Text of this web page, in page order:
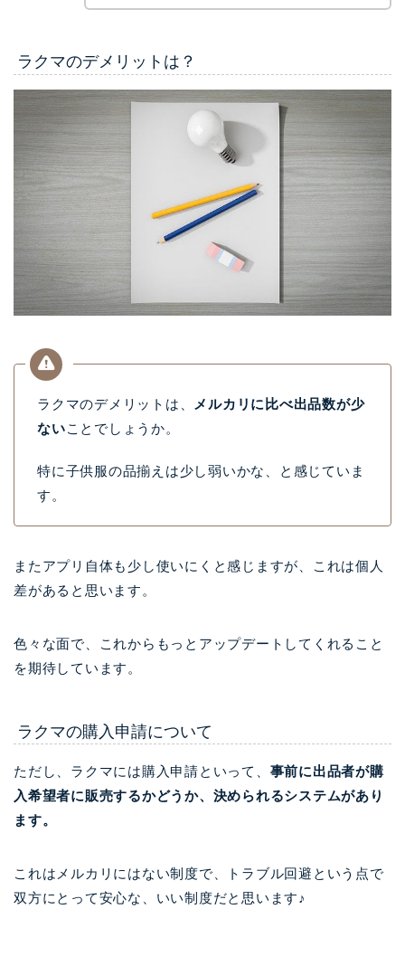
ラクマのデメリットは？
ラクマのデメリットは、
メルカリに比べ出品数が少
ないことでしょうか。
特に子供服の品揃えは少し弱いかな、と感じていま
す。
またアプリ自体も少し使いにくと感じますが、これは個人
差があると思います。
色々な面で、これからもっとアップデートしてくれること
を期待しています。
ラクマの購入申請について
ただし、ラクマには購入申請といって、 事前に出品者が購
入希望者に販売するかどうか、決められるシステムがあり
ます。
これはメルカリにはない制度で、トラブル回避という点で
双方にとって安心な、いい制度だと思います♪